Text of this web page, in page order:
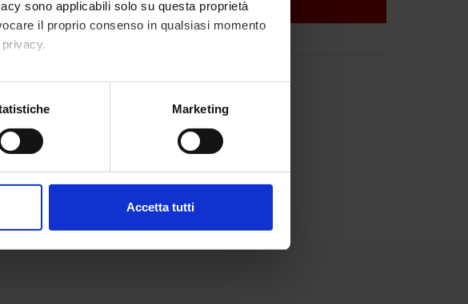
sono applicabili solo su questa proprietà
il proprio consenso in qualsiasi momento
di qualche metro,
sui cookie.
Marketing
Accetta tutti